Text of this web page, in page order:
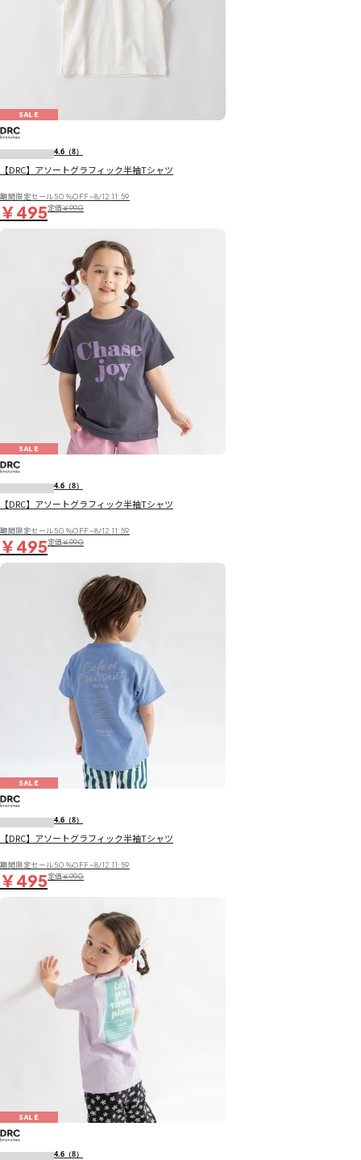
SALE
4.6 （8）
【DRC】アソートグラフィック半袖Tシャツ
期間限定セール50％OFF~8/12 11:59
￥495定価￥990
SALE
4.6 （8）
【DRC】アソートグラフィック半袖Tシャツ
期間限定セール50％OFF~8/12 11:59
￥495定価￥990
SALE
4.6 （8）
【DRC】アソートグラフィック半袖Tシャツ
期間限定セール50％OFF~8/12 11:59
￥495定価￥990
SALE
4.6 （8）